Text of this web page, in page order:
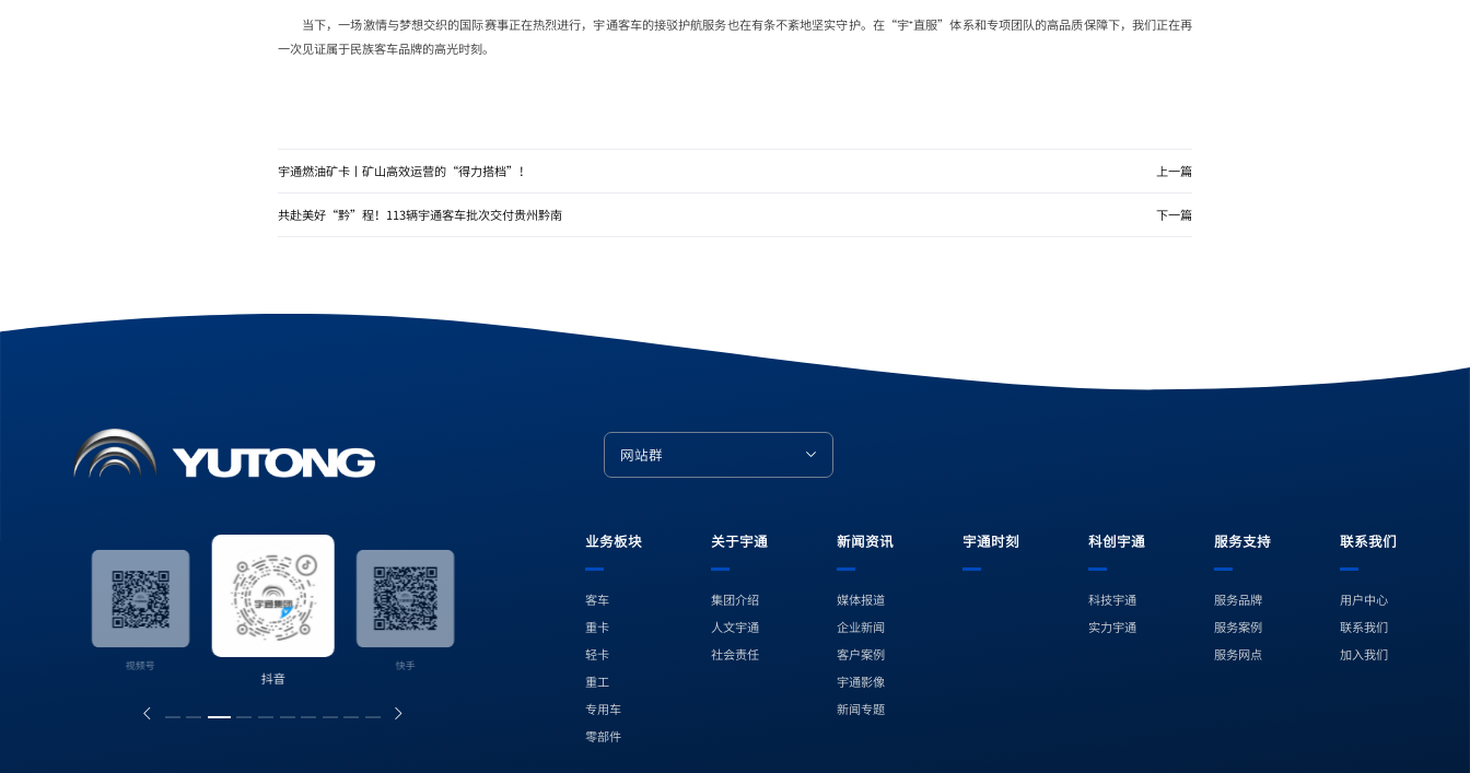
当下，一场激情与梦想交织的国际赛事正在热烈进行，宇通客车的接驳护航服务也在有条不紊地坚实守护。在“宇⁺直服”体系和专项团队的高品质保障下，我们正在再
一次见证属于民族客车品牌的高光时刻。
宇通燃油矿卡丨矿山高效运营的“得力搭档”！ 上一篇
共赴美好“黔”程！113辆宇通客车批次交付贵州黔南 下一篇
网站群
视频号
抖音
快手 爱奇艺 微信公众号
业务板块
客车
重卡
轻卡
重工
专用车
零部件
关于宇通
集团介绍
人文宇通
社会责任
新闻资讯
媒体报道
企业新闻
客户案例
宇通影像
新闻专题
宇通时刻 科创宇通
科技宇通
实力宇通
服务支持
服务品牌
服务案例
服务网点
联系我们
用户中心
联系我们
加入我们